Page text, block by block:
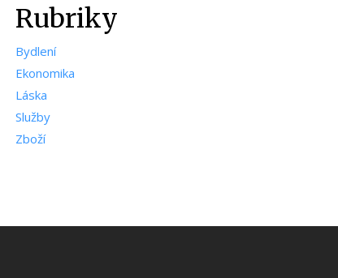
Rubriky
Bydlení
Ekonomika
Láska
Služby
Zboží